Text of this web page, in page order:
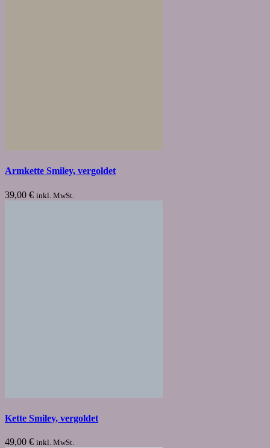
Armkette Smiley, vergoldet
39,00 € inkl. MwSt.
Kette Smiley, vergoldet
49,00 € inkl. MwSt.